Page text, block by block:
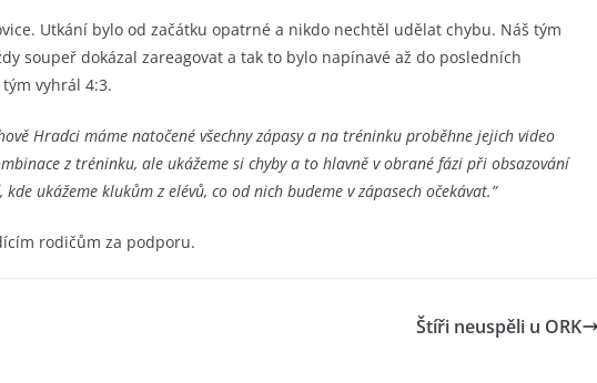
Utkání bylo od začátku opatrné a nikdo nechtěl udělat chybu. Náš tým
soupeř dokázal zareagovat a tak to bylo napínavé až do posledních
vyhrál 4:3.
Hradci máme natočené všechny zápasy a na tréninku proběhne jejich video
z tréninku, ale ukážeme si chyby a to hlavně v obrané fázi při obsazování
ukážeme klukům z elévů, co od nich budeme v zápasech očekávat.”
rodičům za podporu.
Štíři neuspěli u ORK